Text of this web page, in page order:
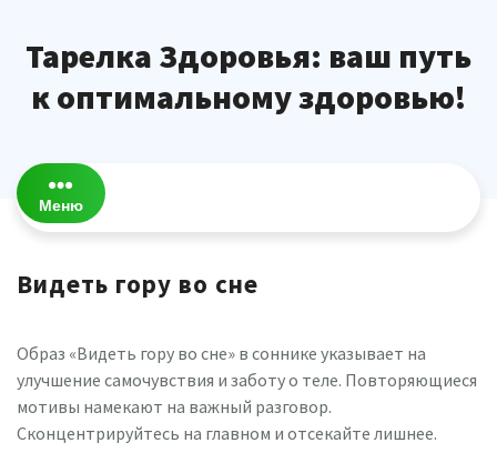
содержимому
Тарелка Здоровья: ваш путь
к оптимальному здоровью!
Меню
Видеть гору во сне
Образ «Видеть гору во сне» в соннике указывает на
улучшение самочувствия и заботу о теле. Повторяющиеся
мотивы намекают на важный разговор.
Сконцентрируйтесь на главном и отсекайте лишнее.